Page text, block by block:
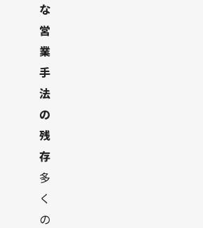
な
営
業
手
法
の
残
存
多
く
の